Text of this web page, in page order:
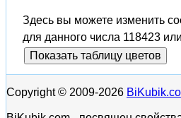
Здесь вы можете изменить
для данного числа 118423
Показать таблицу цветов
Copyright © 2009-2026